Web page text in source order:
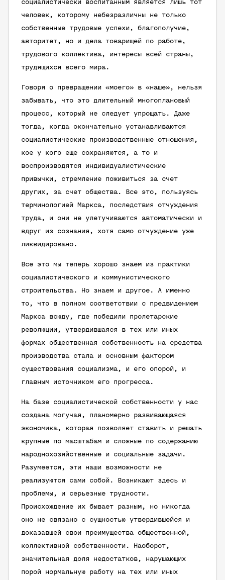
социалистически воспитанным является лишь тот
человек, которому небезразличны не только
собственные трудовые успехи, благополучие,
авторитет, но и дела товарищей по работе,
трудового коллектива, интересы всей страны,
трудящихся всего мира.
Говоря о превращении «моего» в «наше», нельзя
забывать, что это длительный многоплановый
процесс, который не следует упрощать. Даже
тогда, когда окончательно устанавливаются
социалистические производственные отношения,
кое у кого еще сохраняются, а то и
воспроизводятся индивидуалистические
привычки, стремление поживиться за счет
других, за счет общества. Все это, пользуясь
терминологией Маркса, последствия отчуждения
труда, и они не улетучиваются автоматически и
вдруг из сознания, хотя само отчуждение уже
ликвидировано.
Все это мы теперь хорошо знаем из практики
социалистического и коммунистического
строительства. Но знаем и другое. А именно
то, что в полном соответствии с предвидением
Маркса всюду, где победили пролетарские
революции, утвердившаяся в тех или иных
формах общественная собственность на средства
производства стала и основным фактором
существования социализма, и его опорой, и
главным источником его прогресса.
На базе социалистической собственности у нас
создана могучая, планомерно развивающаяся
экономика, которая позволяет ставить и решать
крупные по масштабам и сложные по содержанию
народнохозяйственные и социальные задачи.
Разумеется, эти наши возможности не
реализуются сами собой. Возникают здесь и
проблемы, и серьезные трудности.
Происхождение их бывает разным, но никогда
оно не связано с сущностью утвердившейся и
доказавшей свои преимущества общественной,
коллективной собственности. Наоборот,
значительная доля недостатков, нарушающих
порой нормальную работу на тех или иных